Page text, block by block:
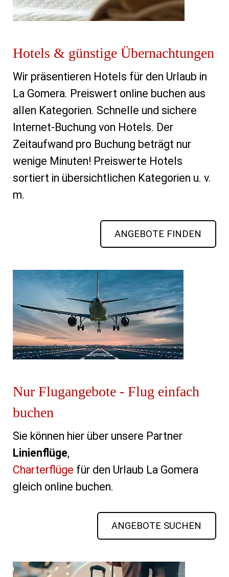
Hotels & günstige Übernachtungen
Wir präsentieren Hotels für den Urlaub in
La Gomera. Preiswert online buchen aus
allen Kategorien. Schnelle und sichere
Internet-Buchung von Hotels. Der
Zeitaufwand pro Buchung beträgt nur
wenige Minuten! Preiswerte Hotels
sortiert in übersichtlichen Kategorien u. v.
m.
ANGEBOTE FINDEN
Nur Flugangebote - Flug einfach
buchen
Sie können hier über unsere Partner
Linienflüge,
Charterflüge für den Urlaub La Gomera
gleich online buchen.
ANGEBOTE SUCHEN